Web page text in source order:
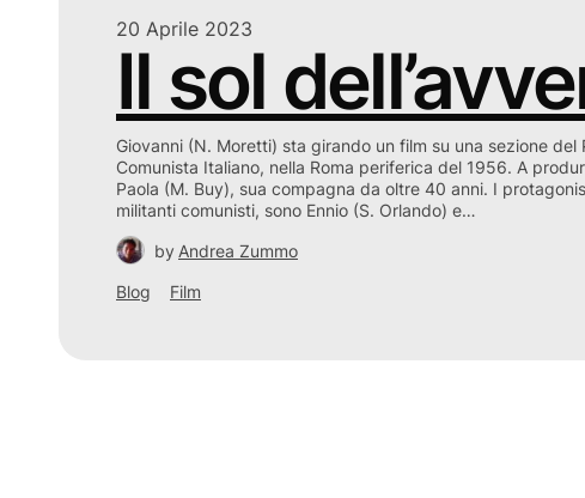
20 Aprile 2023
Il sol
Giovanni (N. Moretti) sta girando un film su una sezione del
Comunista Italiano, nella Roma periferica del 1956. A
Paola (M. Buy), sua compagna da oltre 40 anni. I
militanti comunisti, sono Ennio (S. Orlando) e…
by Andrea Zummo
Blog
Film